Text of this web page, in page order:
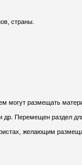
страны.
могут размещать
Перемещен раздел
желающим